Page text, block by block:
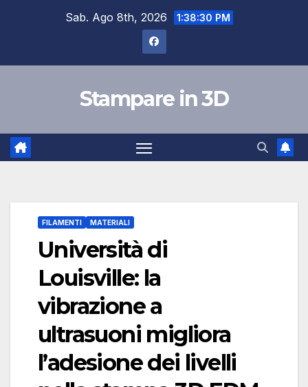
Sab. Ago 8th, 2026 1:38:31 PM
Stampare in 3D
FILAMENTI MATERIALI
Università di
Louisville: la
vibrazione a
ultrasuoni migliora
l’adesione dei livelli